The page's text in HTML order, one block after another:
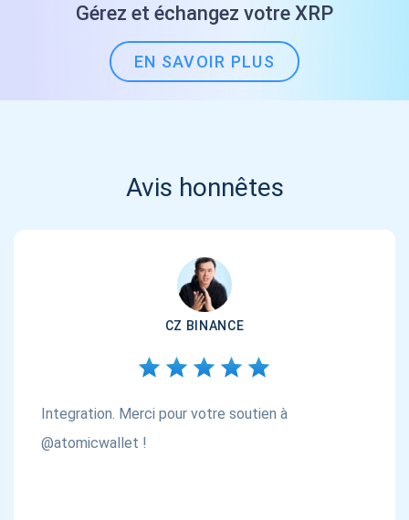
Gérez et échangez votre XRP
EN SAVOIR PLUS
Avis honnêtes
CZ BINANCE
Integration. Merci pour votre soutien à
@atomicwallet !